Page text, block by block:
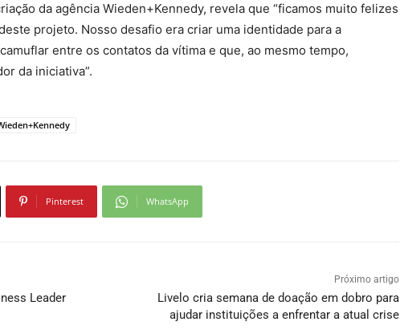
da agência Wieden+Kennedy, revela que “ficamos muito felizes
projeto. Nosso desafio era criar uma identidade para a
entre os contatos da vítima e que, ao mesmo tempo,
da iniciativa”.
Pinterest WhatsApp
Leader
Próximo artigo
Livelo cria semana de doação em dobro para
ajudar instituições a enfrentar a atual crise